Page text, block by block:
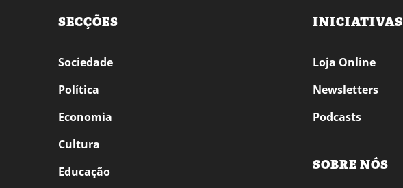
SECÇÕES
Sociedade
Política
Economia
Cultura
Educação
INICIATIVAS
Loja Online
Newsletters
Podcasts
SOBRE NÓS